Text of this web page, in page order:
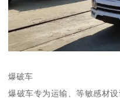
爆破车​
爆破车专为运输、等敏感材